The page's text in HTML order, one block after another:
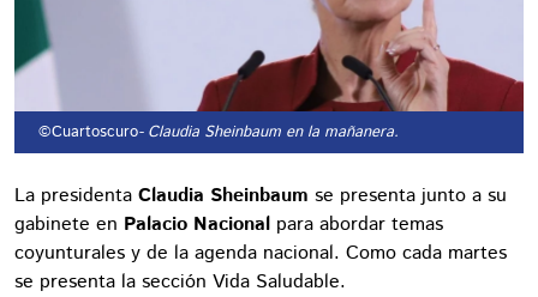
©Cuartoscuro- Claudia Sheinbaum en la mañanera.
La presidenta Claudia Sheinbaum se presenta junto a su
gabinete en Palacio Nacional para abordar temas
coyunturales y de la agenda nacional. Como cada martes
se presenta la sección Vida Saludable.